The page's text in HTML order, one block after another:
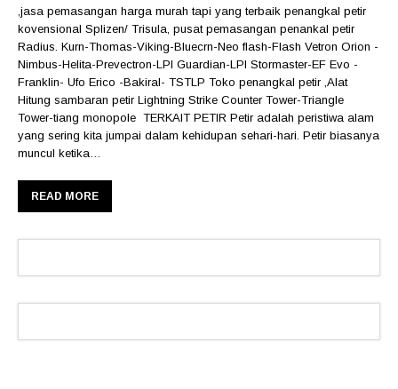
,jasa pemasangan harga murah tapi yang terbaik penangkal petir
kovensional Splizen/ Trisula, pusat pemasangan penankal petir
Radius. Kurn-Thomas-Viking-Bluecrn-Neo flash-Flash Vetron Orion -
Nimbus-Helita-Prevectron-LPI Guardian-LPI Stormaster-EF Evo -
Franklin- Ufo Erico -Bakiral- TSTLP Toko penangkal petir ,Alat
Hitung sambaran petir Lightning Strike Counter Tower-Triangle
Tower-tiang monopole TERKAIT PETIR Petir adalah peristiwa alam
yang sering kita jumpai dalam kehidupan sehari-hari. Petir biasanya
muncul ketika…
READ MORE